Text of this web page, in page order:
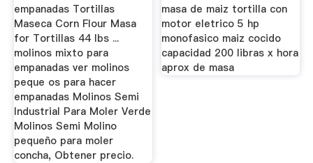
empanadas Tortillas
Maseca Corn Flour Masa
for Tortillas 44 lbs ...
molinos mixto para
empanadas ver molinos
peque os para hacer
empanadas Molinos Semi
Industrial Para Moler Verde
Molinos Semi Molino
pequeño para moler
concha, Obtener precio.
masa de maiz tortilla con
motor eletrico 5 hp
monofasico maiz cocido
capacidad 200 libras x hora
aprox de masa